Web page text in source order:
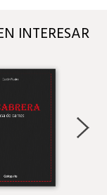
INTERESAR